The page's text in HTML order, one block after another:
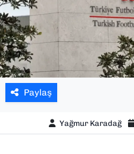
Paylaş
Yağmur Karadağ
YEREL YÖNETİMLER